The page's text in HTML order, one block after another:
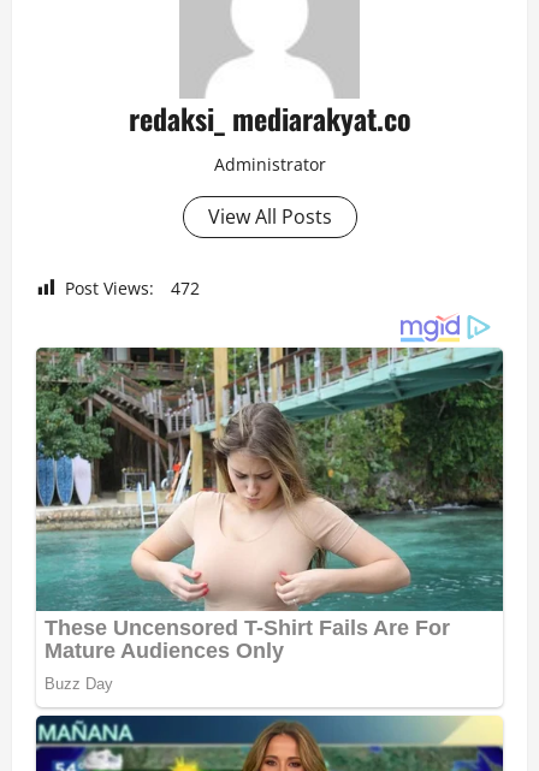
redaksi_ mediarakyat.co
Administrator
View All Posts
Post Views: 472